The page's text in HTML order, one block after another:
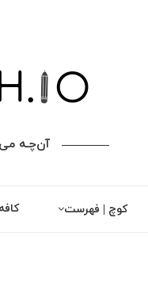
آن‌چـه
کوچ | فهرست